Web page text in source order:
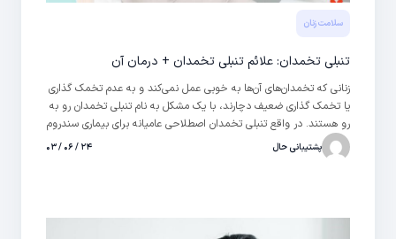
سلامت زنان
تنبلی تخمدان: علائم تنبلی تخمدان + درمان آن
زنانی که تخمدان‌های آن‌ها به خوبی عمل نمی‌کند و به عدم تخمک گذاری
یا تخمک گذاری ضعیف دچارند، با یک مشکل به نام تنبلی تخمدان رو به
رو هستند. در واقع تنبلی تخمدان اصطلاحی عامیانه برای بیماری سندروم
تخمدان پلی کیستیک است که با PCOS نشان داده می‌شود. این یک
اختلال در غدد درون ریز است که زنان را در سال‌هایی که از نظر جنسی
می‌توانید از دکتر زنان آنلاین حال کمک بگیرید و به صورت چت متنی،
پشتیبانی حال ۲۴ / ۰۶ / ۰۳